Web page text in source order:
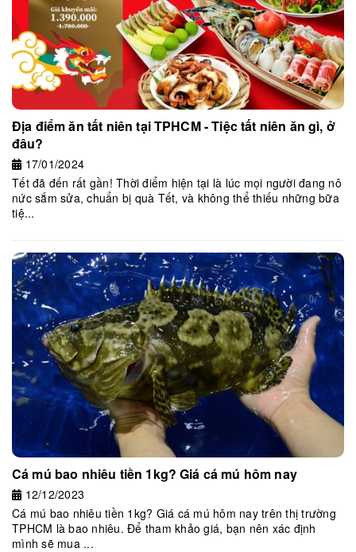
Địa điểm ăn tất niên tại TPHCM - Tiệc tất niên ăn gì, ở
đâu?
17/01/2024
Tết đã đến rất gần! Thời điểm hiện tại là lúc mọi người đang nô
nức sắm sửa, chuẩn bị quà Tết, và không thể thiếu những bữa
tiệ...
Cá mú bao nhiêu tiền 1kg? Giá cá mú hôm nay
12/12/2023
Cá mú bao nhiêu tiền 1kg? Giá cá mú hôm nay trên thị trường
TPHCM là bao nhiêu. Để tham khảo giá, bạn nên xác định
mình sẽ mua ...